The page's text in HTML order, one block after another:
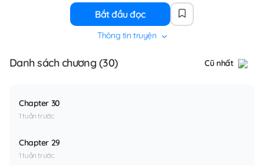
Bắt đầu đọc
Thông tin truyện
Danh sách chương (30) Cũ nhất
Chapter 30
1 tuần trước
Chapter 29
1 tuần trước